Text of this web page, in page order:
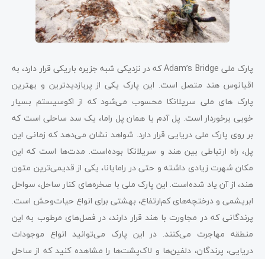
پارک ملی Adam’s Bridge که در نزدیکی شبه جزیره باریکی قرار دارد، به
اقیانوس هند متصل است. این پارک یکی از پربازدیدترین و بهترین
پارک های ملی سریلانکا محسوب می‌شود که از اکوسیستم بسیار
خوبی برخوردار است. پل آدم یا همان پل راما، یک سد ساحلی است که
بر روی پارک ملی دریایی قرار دارد. شواهد نشان می‌دهد که زمانی این
پل، راه ارتباطی بین هند و سریلانکا بوده‌است. مدت‌ها است که این
مکان شهرت زیادی داشته و حتی در رامایانا، یکی از قدیمی‌ترین متون
هند، از آن یاد شده‌است. این پارک ملی با صخره‌های کنار ساحل، سواحل
ابریشمی و درختچه‌های کم‌ارتفاع، بهشتی برای انواع حیات‌وحش است.
پرندگانی که در مجاورت با هند قرار دارند، در فصل‌های مرطوب به این
منطقه مهاجرت می‌کنند. در این پارک می‌توانید انواع موجودات
دریایی، پرندگان، دلفین‌ها و لاک‌پشت‌ها را مشاهده کنید که از ساحل